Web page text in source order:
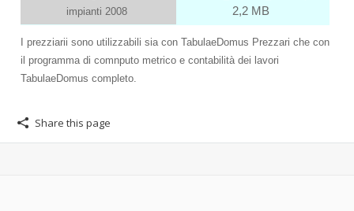
impianti 2008
2,2 MB
I prezziarii sono utilizzabili sia con TabulaeDomus Prezzari che con
il programma di comnputo metrico e contabilità dei lavori
TabulaeDomus completo.
Share this page